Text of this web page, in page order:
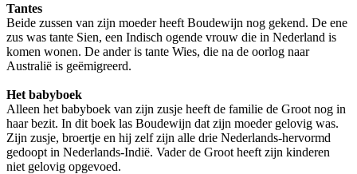
Tantes
Beide zussen van zijn moeder heeft Boudewijn nog gekend. De ene
zus was tante Sien, een Indisch ogende vrouw die in Nederland is
komen wonen. De ander is tante Wies, die na de oorlog naar
Australië is geëmigreerd.
Het babyboek
Alleen het babyboek van zijn zusje heeft de familie de Groot nog in
haar bezit. In dit boek las Boudewijn dat zijn moeder gelovig was.
Zijn zusje, broertje en hij zelf zijn alle drie Nederlands-hervormd
gedoopt in Nederlands-Indië. Vader de Groot heeft zijn kinderen
niet gelovig opgevoed.